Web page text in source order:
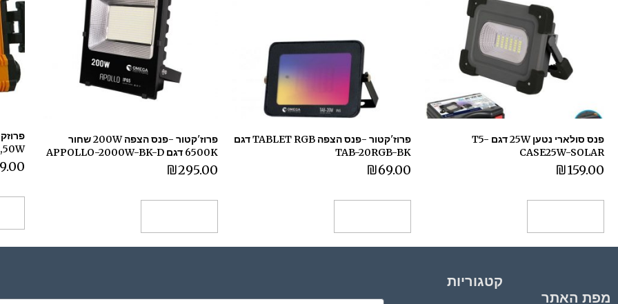
פנס סולארי נטען 25W דגם T5-
CASE25W-SOLAR
₪159.00
פרוז'קטור -פנס הצפה TABLET RGB דגם
TAB-20RGB-BK
₪69.00
פרוז'קטור -פנס הצפה 200W שחור
6500K דגם APPOLLO-2000W-BK-D
₪295.00
,50W דגם 101711-016
מפת האתר
קטגוריות